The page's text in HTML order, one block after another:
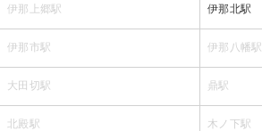
伊那上郷駅 伊那北駅
伊那市駅 伊那八幡駅
大田切駅 鼎駅
北殿駅 木ノ下駅